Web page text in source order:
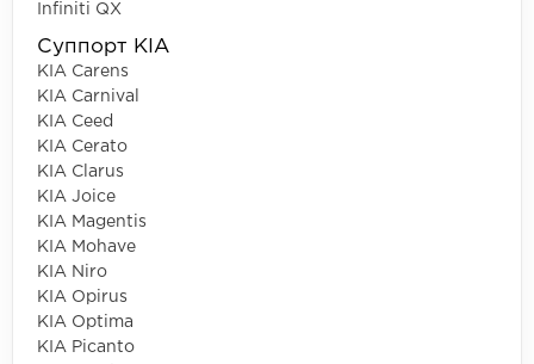
Infiniti QX
Суппорт KIA
KIA Carens
KIA Carnival
KIA Ceed
KIA Cerato
KIA Clarus
KIA Joice
KIA Magentis
KIA Mohave
KIA Niro
KIA Opirus
KIA Optima
KIA Picanto